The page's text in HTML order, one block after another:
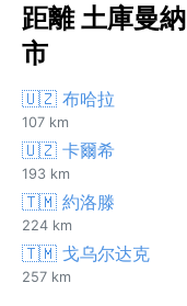
距離 土庫曼
市
🇺🇿 布哈拉
107 km
🇺🇿 卡爾希
193 km
🇹🇲 約洛滕
224 km
🇹🇲 戈乌尔达克
257 km